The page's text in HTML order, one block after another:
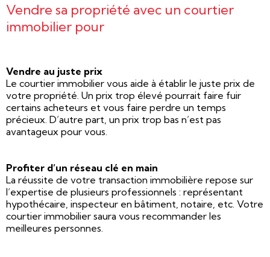
Vendre sa propriété avec un courtier
immobilier pour
Vendre au juste prix
Le courtier immobilier vous aide à établir le juste prix de
votre propriété. Un prix trop élevé pourrait faire fuir
certains acheteurs et vous faire perdre un temps
précieux. D’autre part, un prix trop bas n’est pas
avantageux pour vous.
Profiter d’un réseau clé en main
La réussite de votre transaction immobilière repose sur
l’expertise de plusieurs professionnels : représentant
hypothécaire, inspecteur en bâtiment, notaire, etc. Votre
courtier immobilier saura vous recommander les
meilleures personnes.